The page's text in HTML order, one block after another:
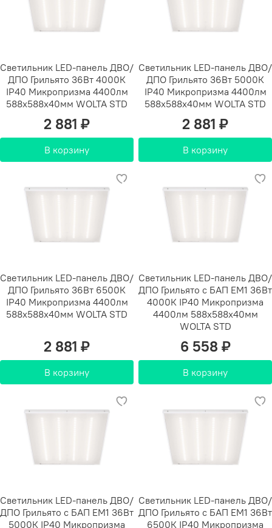
Светильник LED-панель ДВО/
ДПО Грильято 36Вт 4000К
IP40 Микропризма 4400лм
588х588х40мм WOLTA STD
2 881 ₽
В корзину
Светильник LED-панель ДВО/
ДПО Грильято 36Вт 5000К
IP40 Микропризма 4400лм
588х588х40мм WOLTA STD
2 881 ₽
В корзину
Светильник LED-панель ДВО/
ДПО Грильято 36Вт 6500К
IP40 Микропризма 4400лм
588х588х40мм WOLTA STD
2 881 ₽
В корзину
Светильник LED-панель ДВО/
ДПО Грильято с БАП EM1 36Вт
4000К IP40 Микропризма
4400лм 588х588х40мм
WOLTA STD
6 558 ₽
В корзину
Светильник LED-панель ДВО/
ДПО Грильято с БАП EM1 36Вт
5000К IP40 Микропризма
Светильник LED-панель ДВО/
ДПО Грильято с БАП EM1 36Вт
6500К IP40 Микропризма